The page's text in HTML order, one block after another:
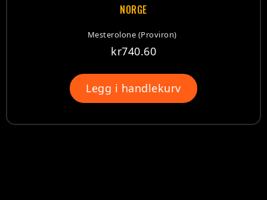
NORGE
Mesterolone (Proviron)
kr740.60
Legg i handlekurv